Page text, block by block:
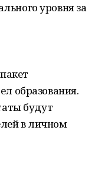
уровня за
образования.
будут
в личном